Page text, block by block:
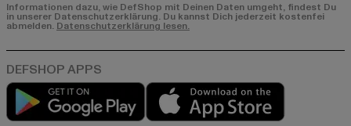
Informationen dazu, wie DefShop mit Deinen Daten umgeht, findest Du
in unserer Datenschutzerklärung. Du kannst Dich jederzeit kostenfei
abmelden. Datenschutzerklärung lesen.
Play market